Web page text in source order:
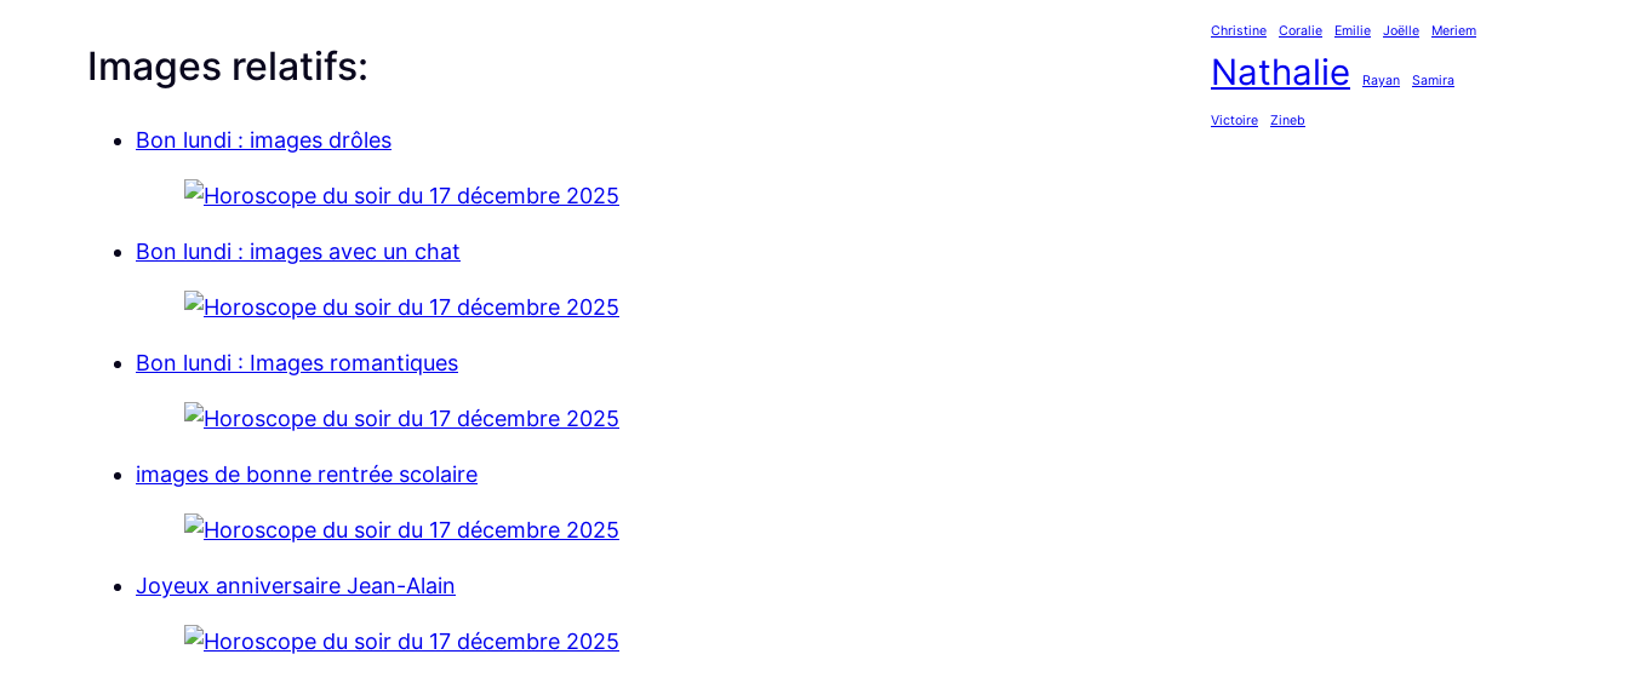
Images relatifs:
Bon lundi : images drôles
Bon lundi : images avec un chat
Bon lundi : Images romantiques
images de bonne rentrée scolaire
Joyeux anniversaire Jean-Аlain
Christine Coralie Emilie Joëlle Meriem
Nathalie Rayan Samira
Victoire Zineb